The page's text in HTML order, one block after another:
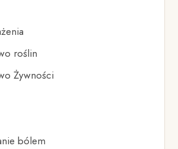
roślin
Żywności
bólem